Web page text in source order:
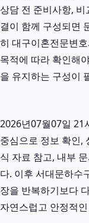
상담 전 준비사항,
결이 함께 구성되면
히 대구이혼전문변
목적에 따라 확인해
을 유지하는 구성이
2026년07월07일 21
중심으로 정보 확인,
식 자료 참고, 내부
다. 이후 서대문하수
장을 반복하기보다
자연스럽고 안정적